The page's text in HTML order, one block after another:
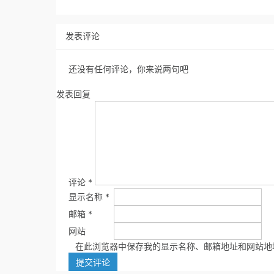
发表评论
还没有任何评论，你来说两句吧
发表回复
评论 *
显示名称 *
邮箱 *
网站
在此浏览器中保存我的显示名称、邮箱地址和网站地